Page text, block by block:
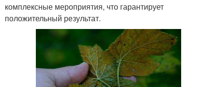
комплексные мероприятия, что гарантирует
положительный результат.